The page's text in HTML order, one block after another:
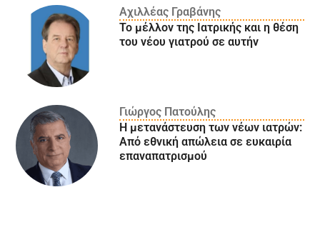
Αχιλλέας Γραβάνης
Το μέλλον της Ιατρικής και η θέση
του νέου γιατρού σε αυτήν
Γιώργος Πατούλης
Η μετανάστευση των νέων ιατρών:
Aπό εθνική απώλεια σε ευκαιρία
επαναπατρισμού